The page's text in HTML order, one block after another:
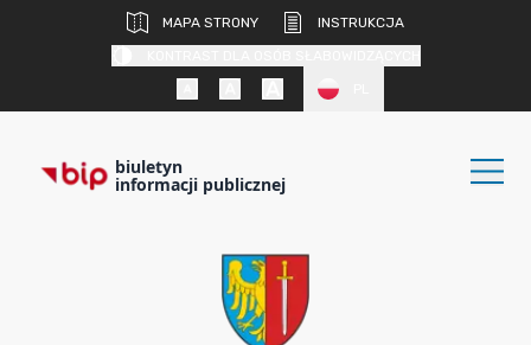
MAPA STRONY
INSTRUKCJA
biuletyn
informacji publicznej